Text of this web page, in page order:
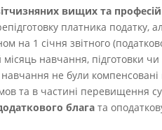
вищих та
платника
на 1 січня звітного
навчання, підготовки
не були компенсовані
та в частині перевищення
блага та